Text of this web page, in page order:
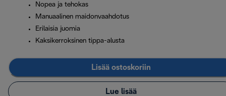
Nopea ja tehokas
Manuaalinen maidonvaahdotus
Erilaisia juomia
Kaksikerroksinen tippa-alusta
Lisää ostoskoriin
Lue lisää